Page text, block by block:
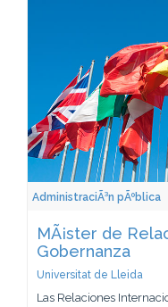
AdministraciÃ³n pÃºblica
MÃ¡ster de
Gobernanza
Universitat de Lleida
Las Relaciones